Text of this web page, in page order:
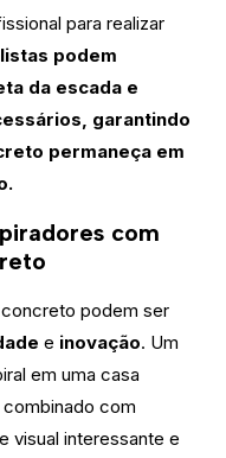
para realizar
podem
da escada e
garantindo
permaneça em
com
podem ser
e inovação. Um
em uma casa
com
visual interessante e